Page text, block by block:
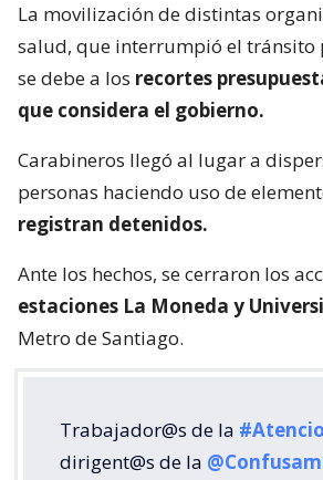
La movilización de distintas
salud, que interrumpió el tránsito
se debe a los recortes
que considera el gobierno.
Carabineros llegó al lugar a
personas haciendo uso de
registran detenidos.
Ante los hechos, se cerraron los
estaciones La Moneda y
Metro de Santiago.
Trabajador@s de la
dirigent@s de la